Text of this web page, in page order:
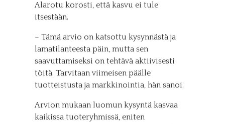
Alarotu korosti, että kasvu ei tule
itsestään.
– Tämä arvio on katsottu kysynnästä ja
lamatilanteesta päin, mutta sen
saavuttamiseksi on tehtävä aktiivisesti
töitä. Tarvitaan viimeisen päälle
tuotteistusta ja markkinointia, hän sanoi.
Arvion mukaan luomun kysyntä kasvaa
kaikissa tuoteryhmissä, eniten